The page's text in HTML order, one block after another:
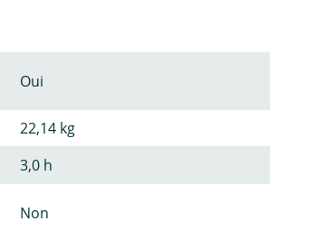
Oui
22,14 kg
3,0 h
Non